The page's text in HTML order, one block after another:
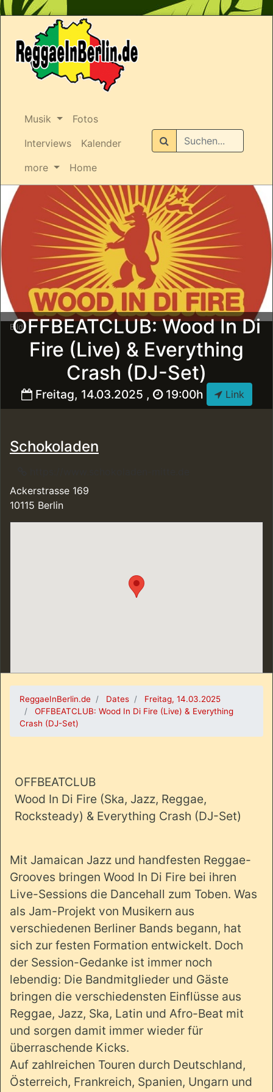
Musik
Fotos
Interviews
Kalender
more
Home
Suchen
OFFBEATCLUB: Wood In Di
Fire (Live) & Everything
Crash (DJ-Set)
Freitag, 14.03.2025 , 19:00h Link
Bild:
Schokoladen
Ackerstrasse 169
10115 Berlin
ReggaeInBerlin.de Dates
Freitag, 14.03.2025
OFFBEATCLUB: Wood In Di Fire (Live) & Everything
Crash (DJ-Set)
OFFBEATCLUB
Wood In Di Fire (Ska, Jazz, Reggae,
Rocksteady) & Everything Crash (DJ-Set)
Mit Jamaican Jazz und handfesten Reggae-
Grooves bringen Wood In Di Fire bei ihren
Live-Sessions die Dancehall zum Toben. Was
als Jam-Projekt von Musikern aus
verschiedenen Berliner Bands begann, hat
sich zur festen Formation entwickelt. Doch
der Session-Gedanke ist immer noch
lebendig: Die Bandmitglieder und Gäste
bringen die verschiedensten Einflüsse aus
Reggae, Jazz, Ska, Latin und Afro-Beat mit
und sorgen damit immer wieder für
überraschende Kicks.
Auf zahlreichen Touren durch Deutschland,
Österreich, Frankreich, Spanien, Ungarn und